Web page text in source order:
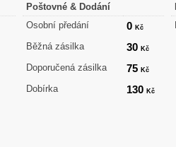
Poštovné & Dodání
Osobní předání
0 Kč
Běžná zásilka 30 Kč
Doporučená zásilka 75 Kč
Dobírka 130 Kč